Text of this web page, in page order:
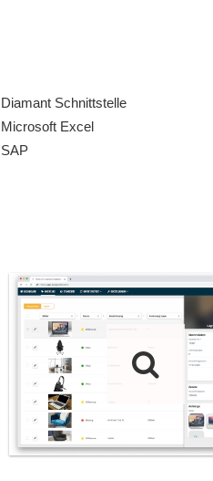
Diamant Schnittstelle
Microsoft Excel
SAP